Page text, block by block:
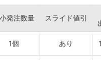
発注数量 スライド値引
1個 あり